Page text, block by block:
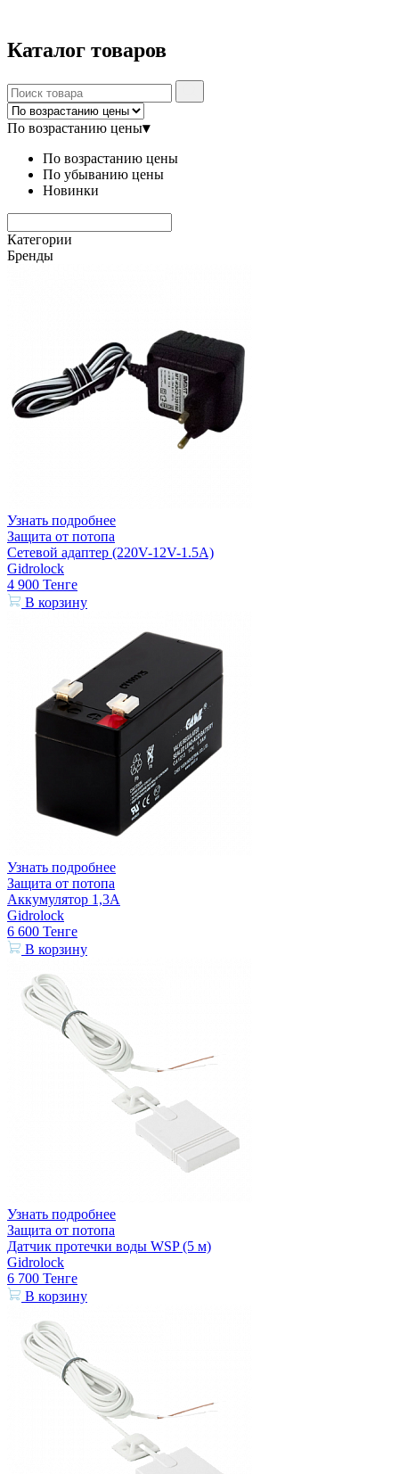
Каталог товаров
По возрастанию цены▾
По возрастанию цены
По убыванию цены
Новинки
Категории
Бренды
Узнать подробнее
Защита от потопа
Сетевой адаптер (220V-12V-1.5A)
Gidrolock
4 900 Тенге
В корзину
Узнать подробнее
Защита от потопа
Аккумулятор 1,3А
Gidrolock
6 600 Тенге
В корзину
Узнать подробнее
Защита от потопа
Датчик протечки воды WSP (5 м)
Gidrolock
6 700 Тенге
В корзину